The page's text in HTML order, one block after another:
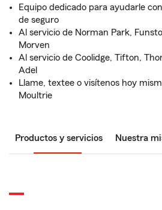
Equipo dedicado para ayudarle
de seguro
Al servicio de Norman Park,
Morven
Al servicio de Coolidge, Tifton,
Adel
Llame, textee o visítenos hoy
Moultrie
Productos y servicios Nuestra